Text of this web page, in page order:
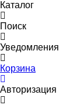
Каталог
Поиск
Уведомления
Корзина
Авторизация